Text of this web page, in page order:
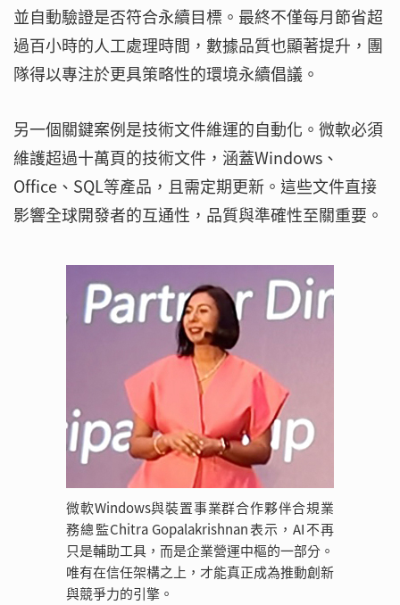
並自動驗證是否符合永續目標。最終不僅每月節省超
過百小時的人工處理時間，數據品質也顯著提升，團
隊得以專注於更具策略性的環境永續倡議。
另一個關鍵案例是技術文件維運的自動化。微軟必須
維護超過十萬頁的技術文件，涵蓋Windows、
Office、SQL等產品，且需定期更新。這些文件直接
影響全球開發者的互通性，品質與準確性至關重要。
微軟Windows與裝置事業群合作夥伴合規業
務總監Chitra Gopalakrishnan表示，AI不再
只是輔助工具，而是企業營運中樞的一部分。
唯有在信任架構之上，才能真正成為推動創新
與競爭力的引擎。